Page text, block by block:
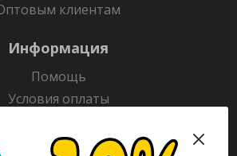
клиентам
Информация
Помощь
Условия оплаты
Гарантия на товар